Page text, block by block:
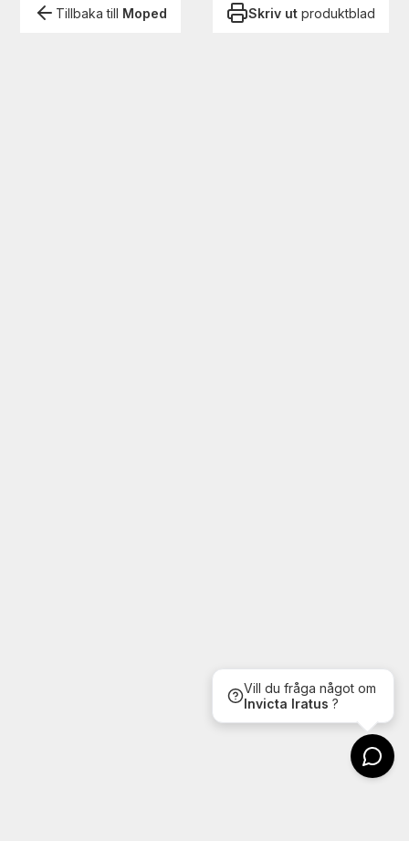
Tillbaka till Moped Skriv utproduktblad